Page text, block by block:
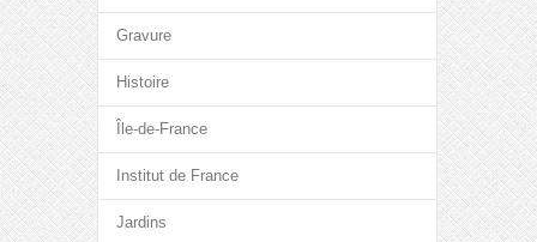
Gravure
Histoire
Île-de-France
Institut de France
Jardins